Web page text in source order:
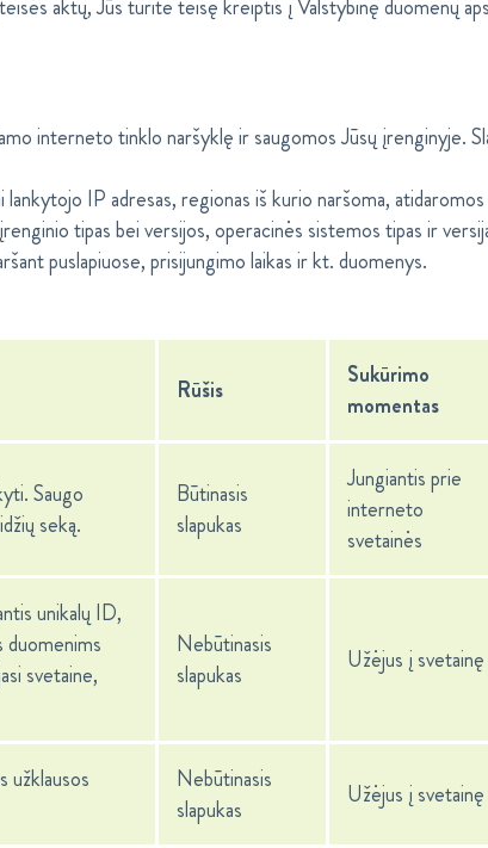
aktų, Jūs turite teisę kreiptis į Valstybinę duomenų
interneto tinklo naršyklę ir saugomos Jūsų įrenginyje.
IP adresas, regionas iš kurio naršoma,
tipas bei versijos, operacinės sistemos tipas ir
puslapiuose, prisijungimo laikas ir kt. duomenys.
Rūšis
Sukūrimo
momentas
Saugo
seką.
Būtinasis
slapukas
Jungiantis prie
interneto
svetainės
unikalų ID,
duomenims
svetaine,
Nebūtinasis
slapukas
Užėjus į svetainę
užklausos
Nebūtinasis
slapukas
Užėjus į svetainę